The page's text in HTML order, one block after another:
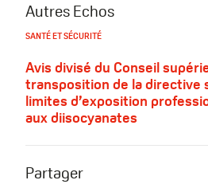
Autres Echos
SANTÉ ET SÉCURITÉ
Avis divisé du Conseil
transposition de la directive
limites d’exposition
aux diisocyanates
Partager